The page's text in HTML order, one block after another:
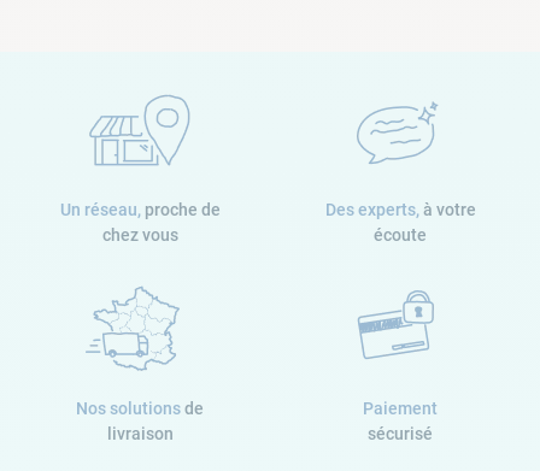
Un réseau, proche de
chez vous
Des experts, à votre
écoute
Nos solutionsde
livraison
Paiement
sécurisé